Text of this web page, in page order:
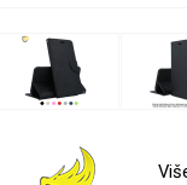
- TOP 100
maskice
LCD Tablet
za mobitel